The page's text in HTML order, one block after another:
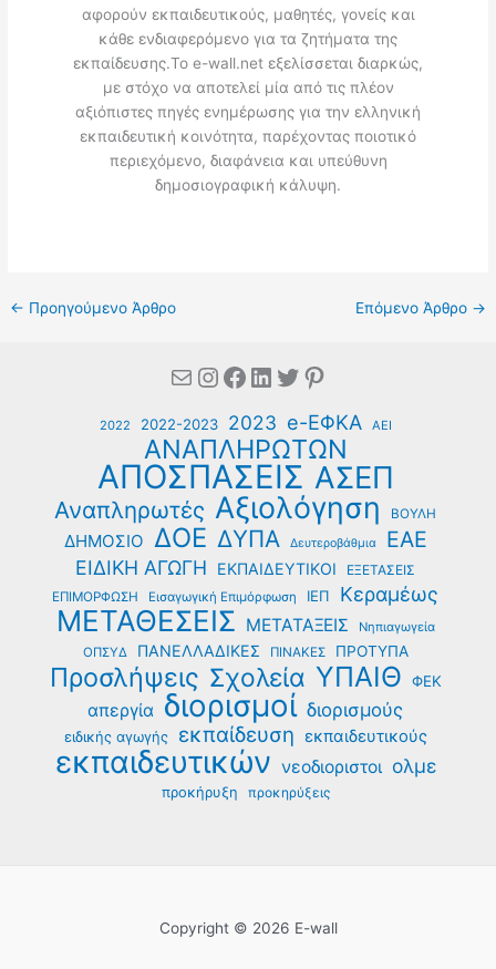
αφορούν εκπαιδευτικούς, μαθητές, γονείς και
κάθε ενδιαφερόμενο για τα ζητήματα της
εκπαίδευσης.Το e-wall.net εξελίσσεται διαρκώς,
με στόχο να αποτελεί μία από τις πλέον
αξιόπιστες πηγές ενημέρωσης για την ελληνική
εκπαιδευτική κοινότητα, παρέχοντας ποιοτικό
περιεχόμενο, διαφάνεια και υπεύθυνη
δημοσιογραφική κάλυψη.
← Προηγούμενο Άρθρο Επόμενο Άρθρο →
MailInstagram
Facebook
Linkedin
Twitter
Pinterest
2022 2022-2023 2023 e-ΕΦΚΑ ΑΕΙ
ΑΝΑΠΛΗΡΩΤΩΝ
ΑΠΟΣΠΑΣΕΙΣ ΑΣΕΠ
Αναπληρωτές Αξιολόγηση ΒΟΥΛΗ
ΔΗΜΟΣΙΟ ΔΟΕ ΔΥΠΑ Δευτεροβάθμια ΕΑΕ
ΕΙΔΙΚΗ ΑΓΩΓΗ ΕΚΠΑΙΔΕΥΤΙΚΟΙ ΕΞΕΤΑΣΕΙΣ
ΕΠΙΜΟΡΦΩΣΗ Εισαγωγική Επιμόρφωση ΙΕΠ Κεραμέως
ΜΕΤΑΘΕΣΕΙΣ ΜΕΤΑΤΑΞΕΙΣ
Νηπιαγωγεία
ΟΠΣΥΔ
ΠΑΝΕΛΛΑΔΙΚΕΣ ΠΙΝΑΚΕΣ ΠΡΟΤΥΠΑ
Προσλήψεις Σχολεία ΥΠΑΙΘ ΦΕΚ
απεργία διορισμοί διορισμούς
ειδικής αγωγής εκπαίδευση εκπαιδευτικούς
εκπαιδευτικών νεοδιοριστοι ολμε
προκήρυξη προκηρύξεις
Copyright © 2026 E-wall